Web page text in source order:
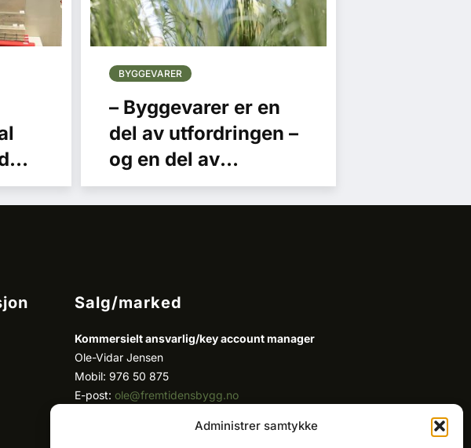
Administrer samtykke
BYGGEVARER
– Byggevarer er en
del av utfordringen –
og en del av
løsningen
Salg/marked
Kommersielt ansvarlig/key account manager
Ole-Vidar Jensen
Mobil: 976 50 875
E-post: ole@fremtidensbygg.no